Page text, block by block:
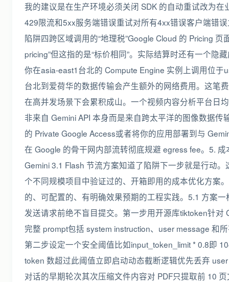
我的建议是在生产环境必须关闭 SDK 的自动重试改为
429限流和5xx服务端错误重试对所有4xx错误客户端错
陷阱四跨区域调用的“地理税”Google Cloud 的 Pricing 页
pricing”但这指的是“标价相同”。实际结算时还有一个隐
你在asia-east1台北的 Compute Engine 实例上调用位于
台北到爱荷华的数据传输会产生额外的网络费用。这笔
在高并发场景下会累积成山。一个视频内容分析平台日
非来自 Gemini API 本身而是来自跨太平洋的图像数据传
的 Private Google Access或者将你的应用部署到与
在 Google 的骨干网内部流转彻底规避 egress fee。5.
Gemini 3.1 Flash 节流方案知道了陷阱下一步就是行动
个不同规模项目中验证过的、开箱即用的成本优化方案
的、可配置的、有明确效果预期的工程实践。5.1 方案一
发送请求前绝不盲目提交。第一步用开源库tiktoken针对
完整 prompt包括 system instruction、user message 和
第二步设定一个安全阈值比如input_token_limit * 0.8即
token 数超过此阈值立即启动动态截断逻辑优先丢弃
对话的早期轮次其次压缩文件内容对 PDF只提取前 10